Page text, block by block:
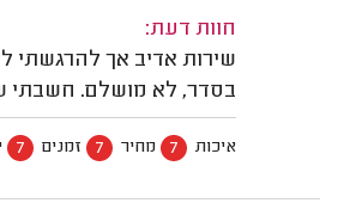
חוות דעת:
שירות אדיב אך להרגשתי
בסדר, לא מושלם. חשבתי
איכות 7 מחיר 7 זמנים 7